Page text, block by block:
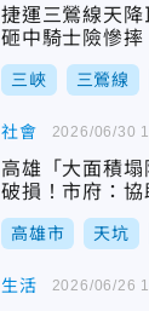
捷運三鶯線天
砸中騎士險慘摔
三峽 三鶯線
社會
高雄「大面積
破損！市府：協
高雄市 天坑
2026/06/30
生活 2026/06/26